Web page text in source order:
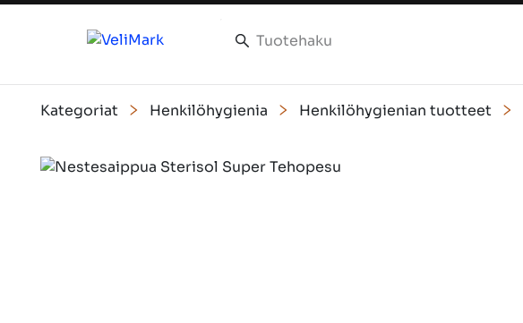
Kategoriat Henkilöhygienia Henkilöhygienian tuotteet
Slide 1 of 1